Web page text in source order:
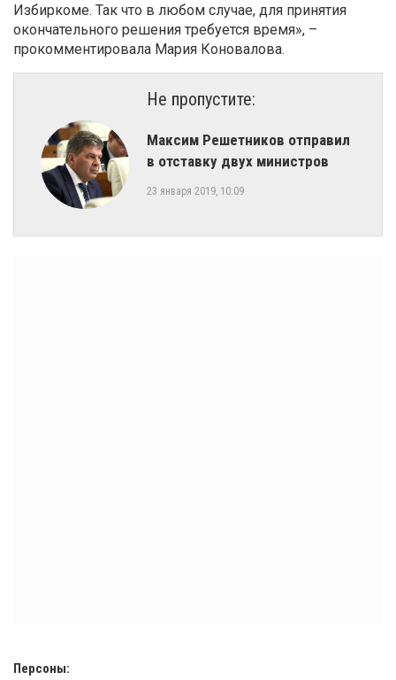
Избиркоме. Так что в любом случае, для принятия
окончательного решения требуется время», –
прокомментировала Мария Коновалова.
Не пропустите:
​Максим Решетников отправил
в отставку двух министров
23 января 2019, 10:09
Персоны: